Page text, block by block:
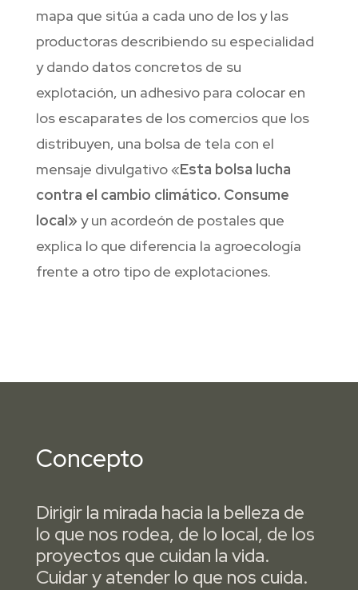
mapa que sitúa a cada uno de los y las
productoras describiendo su especialidad
y dando datos concretos de su
explotación, un adhesivo para colocar en
los escaparates de los comercios que los
distribuyen, una bolsa de tela con el
mensaje divulgativo «Esta bolsa lucha
contra el cambio climático. Consume
local» y un acordeón de postales que
explica lo que diferencia la agroecología
frente a otro tipo de explotaciones.
Concepto
Dirigir la mirada hacia la belleza de
lo que nos rodea, de lo local, de los
proyectos que cuidan la vida.
Cuidar y atender lo que nos cuida.